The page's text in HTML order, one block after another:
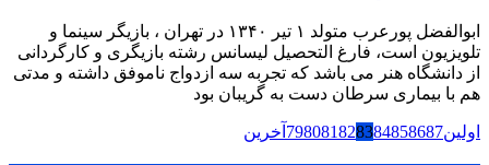
ابوالفضل پورعرب متولد ۱ تیر ۱۳۴۰ در تهران ، بازیگر سینما و
تلویزیون است، فارغ التحصیل لیسانس رشته بازیگری و کارگردانی
از دانشگاه هنر می باشد که تجربه سه ازدواج ناموفق داشته و مدتی
هم با بیماری سرطان دست به گریبان بود
اولین 798081828384858687 آخرین